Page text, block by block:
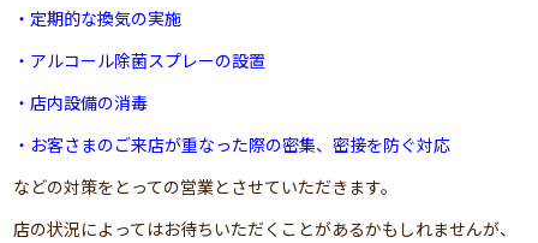
・定期的な換気の実施
・アルコール除菌スプレーの設置
・店内設備の消毒
・お客さまのご来店が重なった際の密集、密接を防ぐ対応
などの対策をとっての営業とさせていただきます。
店の状況によってはお待ちいただくことがあるかもしれませんが、